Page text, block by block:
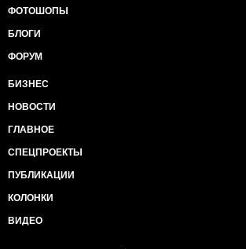
ФОТОШОПЫ
БЛОГИ
ФОРУМ
БИЗНЕС
НОВОСТИ
ГЛАВНОЕ
СПЕЦПРОЕКТЫ
ПУБЛИКАЦИИ
КОЛОНКИ
ВИДЕО